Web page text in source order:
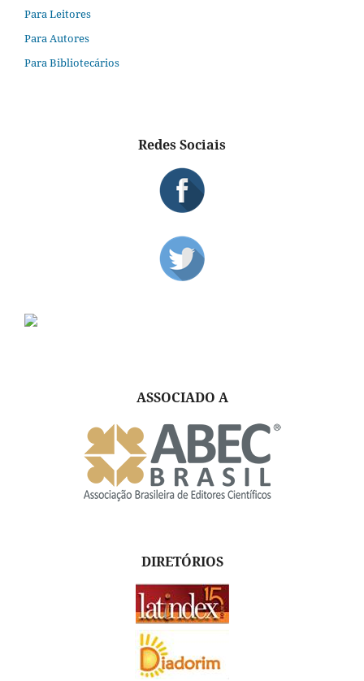
Para Leitores
Para Autores
Para Bibliotecários
Redes Sociais
ASSOCIADO A
DIRETÓRIOS